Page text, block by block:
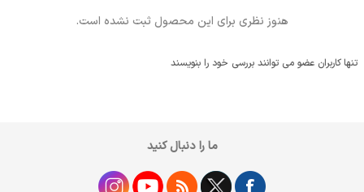
هنوز نظری برای این محصول ثبت نشده است.
تنها کاربران عضو می توانند بررسی خود را بنویسند
ما را دنبال کنید